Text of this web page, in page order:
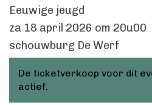
Eeuwige jeugd
za 18 april 2026 om 20u00
schouwburg De Werf
De ticketverkoop voor dit
actief.